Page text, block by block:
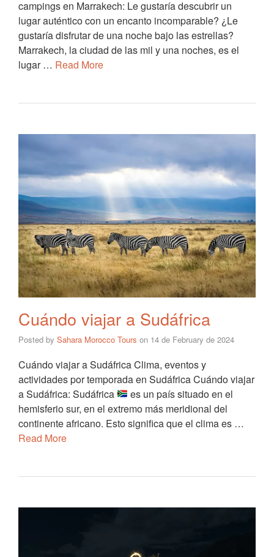
campings en Marrakech: Le gustaría descubrir un
lugar auténtico con un encanto incomparable? ¿Le
gustaría disfrutar de una noche bajo las estrellas?
Marrakech, la ciudad de las mil y una noches, es el
lugar … Read More
Cuándo viajar a Sudáfrica
Posted by Sahara Morocco Tours on 14 de February de 2024
Cuándo viajar a Sudáfrica Clima, eventos y
actividades por temporada en Sudáfrica Cuándo viajar
a Sudáfrica: Sudáfrica
es un país situado en el
hemisferio sur, en el extremo más meridional del
continente africano. Esto significa que el clima es …
Read More